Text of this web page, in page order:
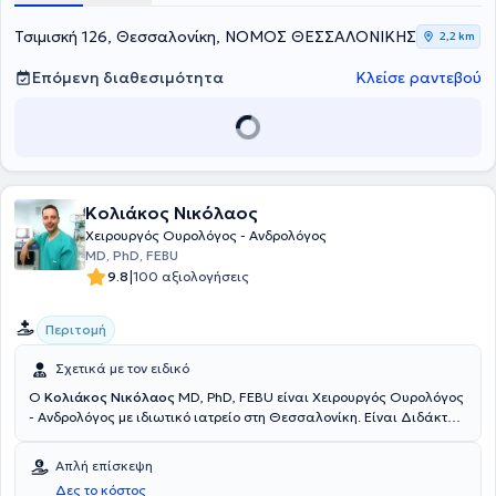
έργο, με ανακοινώσεις σε ελληνικά και διεθνή συνέδρια, καθώς
και δημοσιεύσεις σε ελληνικά και διεθνή περιοδικά. Τέλος, ο ιατρός
είναι μέλος της Ελληνικής Ουρολογικής Εταιρείας, της
of Urology, της Endourological Society και της British Medical
Τσιμισκή 126, Θεσσαλονίκη, ΝΟΜΟΣ ΘΕΣΣΑΛΟΝΙΚΗΣ 2,2 km
Επόμενη διαθεσιμότητα Κλείσε ραντεβού
Κολιάκος Νικόλαος
Χειρουργός Ουρολόγος - Ανδρολόγος
MD, PhD, FEBU
9.8|100 αξιολογήσεις
Περιτομή
Σχετικά με τον ειδικό
Ο Κολιάκος Νικόλαος MD, PhD, FEBU είναι Χειρουργός Ουρολόγος
- Ανδρολόγος με ιδιωτικό ιατρείο στη Θεσσαλονίκη. Είναι Διδάκτωρ
"Αξιολόγηση τεχνικών της απολίνωσης των έσω σπερματικών
φλεβών σε υπογόνιμους άνδρες με κιρσοκήλη και η επίδρασή τους
Απλή επίσκεψη
Δες το κόστος